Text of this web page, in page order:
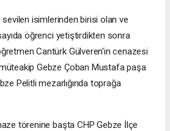
sevilen isimlerinden birisi olan ve
öğrenci yetiştirdikten sonra
Cantürk Gülveren'in cenazesi
Gebze Çoban Mustafa paşa
Pelitli mezarlığında toprağa
törenine başta CHP Gebze İlçe